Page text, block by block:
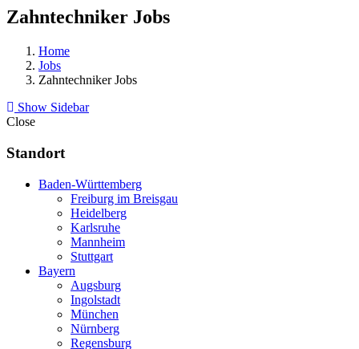
Zahntechniker Jobs
Home
Jobs
Zahntechniker Jobs
Show Sidebar
Close
Standort
Baden-Württemberg
Freiburg im Breisgau
Heidelberg
Karlsruhe
Mannheim
Stuttgart
Bayern
Augsburg
Ingolstadt
München
Nürnberg
Regensburg